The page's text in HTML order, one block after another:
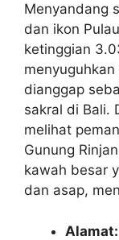
Menyandang
dan ikon
ketinggian
dianggap
sakral di Bali.
melihat
Gunung
kawah besar
dan asap,
Alamat: